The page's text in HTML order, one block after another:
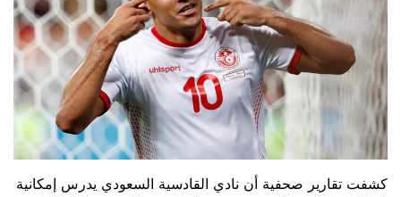
كشفت تقارير صحفية أن نادي القادسية السعودي يدرس إمكانية